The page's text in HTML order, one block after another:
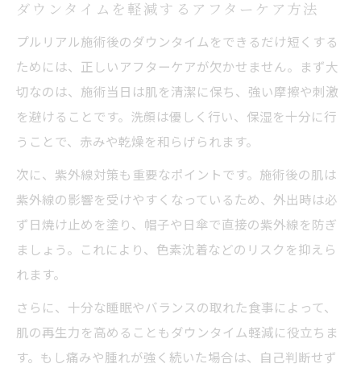
ダウンタイムを軽減するアフターケア方法
プルリアル施術後のダウンタイムをできるだけ短くする
ためには、正しいアフターケアが欠かせません。まず大
切なのは、施術当日は肌を清潔に保ち、強い摩擦や刺激
を避けることです。洗顔は優しく行い、保湿を十分に行
うことで、赤みや乾燥を和らげられます。
次に、紫外線対策も重要なポイントです。施術後の肌は
紫外線の影響を受けやすくなっているため、外出時は必
ず日焼け止めを塗り、帽子や日傘で直接の紫外線を防ぎ
ましょう。これにより、色素沈着などのリスクを抑えら
れます。
さらに、十分な睡眠やバランスの取れた食事によって、
肌の再生力を高めることもダウンタイム軽減に役立ちま
す。もし痛みや腫れが強く続いた場合は、自己判断せず